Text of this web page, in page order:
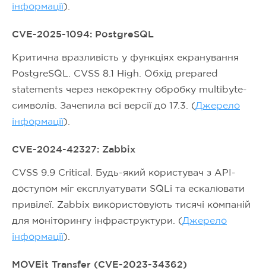
інформації).
CVE-2025-1094: PostgreSQL
Критична вразливість у функціях екранування
PostgreSQL. CVSS 8.1 High. Обхід prepared
statements через некоректну обробку multibyte-
символів. Зачепила всі версії до 17.3. (Джерело
інформації).
CVE-2024-42327: Zabbix
CVSS 9.9 Critical. Будь-який користувач з API-
доступом міг експлуатувати SQLi та ескалювати
привілеї. Zabbix використовують тисячі компаній
для моніторингу інфраструктури. (Джерело
інформації).
MOVEit Transfer (CVE-2023-34362)